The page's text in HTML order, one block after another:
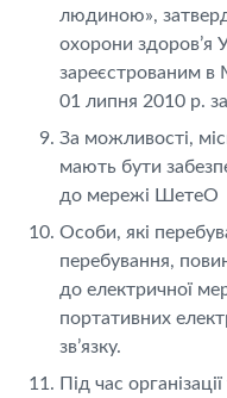
людиною»,
охорони здоров’я
зареєстрованим в
01 липня 2010 р.
За можливості,
мають бути
до мережі ШетеО
Особи, які
перебування,
до електричної
портативних
зв’язку.
Під час